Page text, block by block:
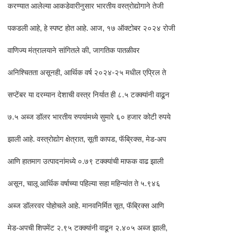
करण्यात आलेल्या आकडेवारीनुसार भारतीय वस्त्रोद्योगाने तेजी
पकडली आहे, हे स्पष्ट होत आहे. आज, १७ ऑक्टोबर २०२४ रोजी
वाणिज्य मंत्रालयाने सांगितले की, जागतिक पातळीवर
अनिश्चितता असूनही, आर्थिक वर्ष २०२४-२५ मधील एप्रिल ते
सप्टेंबर या दरम्यान देशाची वस्त्र निर्यात ही ८.५ टक्क्यांनी वाढून
७.५ अब्ज डॉलर भारतीय रुपयांमध्ये सुमारे ६० हजार कोटी रुपये
झाली आहे. वस्त्रोद्योग क्षेत्रात, सूती कापड, फॅब्रिक्स, मेड-अप
आणि हातमाग उत्पादनांमध्ये ०.७९ टक्क्यांची माफक वाढ झाली
असून, चालू आर्थिक वर्षाच्या पहिल्या सहा महिन्यांत ते ५.९४६
अब्ज डॉलरवर पोहोचले आहे. मानवनिर्मित सूत, फॅब्रिक्स आणि
मेड-अपची शिपमेंट २.९५ टक्क्यांनी वाढून २.४०५ अब्ज झाली,